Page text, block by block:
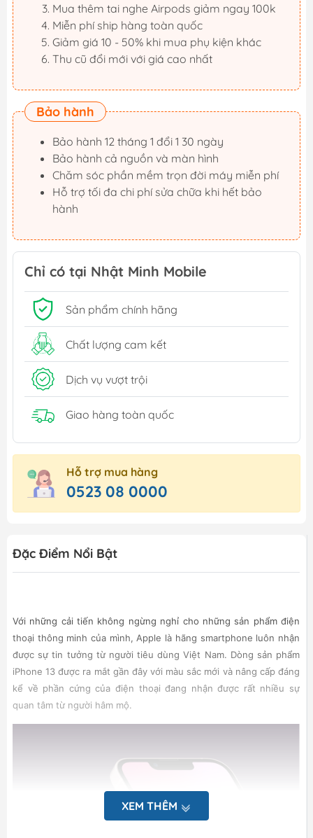
Mua thêm tai nghe Airpods giảm ngay 100k
Miễn phí ship hàng toàn quốc
Giảm giá 10 - 50% khi mua phụ kiện khác
Thu cũ đổi mới với giá cao nhất
Bảo hành
Bảo hành 12 tháng 1 đổi 1 30 ngày
Bảo hành cả nguồn và màn hình
Chăm sóc phần mềm trọn đời máy miễn phí
Hỗ trợ tối đa chi phí sửa chữa khi hết bảo
hành
Chỉ có tại Nhật Minh Mobile
Sản phẩm chính hãng
Chất lượng cam kết
Dịch vụ vượt trội
Giao hàng toàn quốc
Hỗ trợ mua hàng
0523 08 0000
Đặc Điểm Nổi Bật
Với những cải tiến không ngừng nghỉ cho những sản phẩm điện
thoại thông minh của mình, Apple là hãng smartphone luôn nhận
được sự tin tưởng từ người tiêu dùng Việt Nam. Dòng sản phẩm
iPhone 13 được ra mắt gần đây với màu sắc mới và nâng cấp đáng
kể về phần cứng của điện thoại đang nhận được rất nhiều sự
quan tâm từ người hâm mộ.
XEM THÊM